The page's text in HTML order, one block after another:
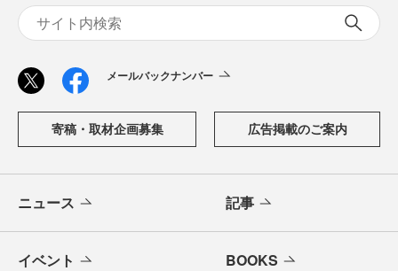
メールバックナンバー
寄稿・取材企画募集 広告掲載のご案内
ニュース 記事
イベント BOOKS